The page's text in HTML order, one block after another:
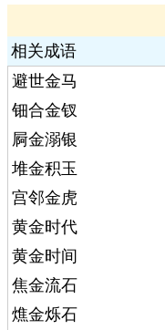
相关成语
避世金马
钿合金钗
屙金溺银
堆金积玉
宫邻金虎
黄金时代
黄金时间
焦金流石
燋金烁石